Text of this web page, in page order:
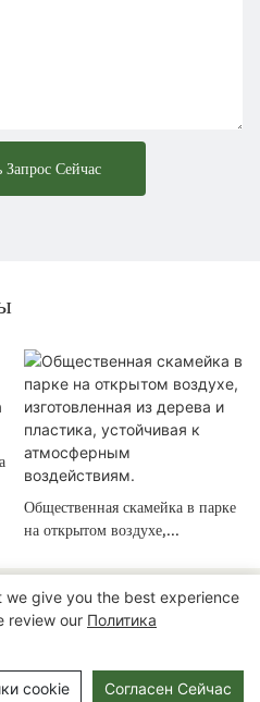
Запрос Сейчас
Общественная скамейка в парке
на открытом воздухе,
пластика, устойчивая к
атмосферным воздействиям.
Arlau Civic Equipment
Ltd. |
Карта сайта
we give you the best experience
review our Политика
cookie Согласен Сейчас